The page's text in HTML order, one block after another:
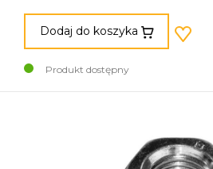
Dodaj do koszyka
Produkt dostępny